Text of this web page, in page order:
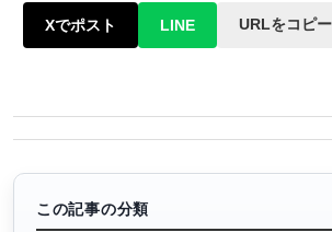
Xでポスト LINE URLをコピー
この記事の分類